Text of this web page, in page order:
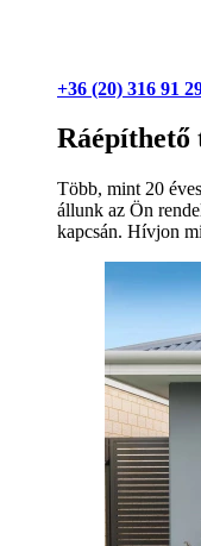
+36 (20) 316 91
Ráépíthető
Több, mint 20
állunk az Ön
kapcsán. Hívjon